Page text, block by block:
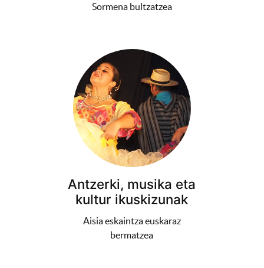
Sormena bultzatzea
Antzerki, musika eta
kultur ikuskizunak
Aisia eskaintza euskaraz
bermatzea